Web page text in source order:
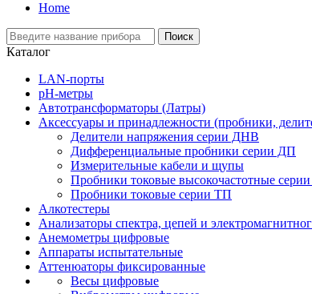
Home
Поиск
Каталог
LAN-порты
pH-метры
Автотрансформаторы (Латры)
Аксессуары и принадлежности (пробники,
Делители напряжения серии ДНВ
Дифференциальные пробники серии ДП
Измерительные кабели и щупы
Пробники токовые высокочастотные
Пробники токовые серии ТП
Алкотестеры
Анализаторы спектра, цепей и
Анемометры цифровые
Аппараты испытательные
Аттенюаторы фиксированные
Весы цифровые